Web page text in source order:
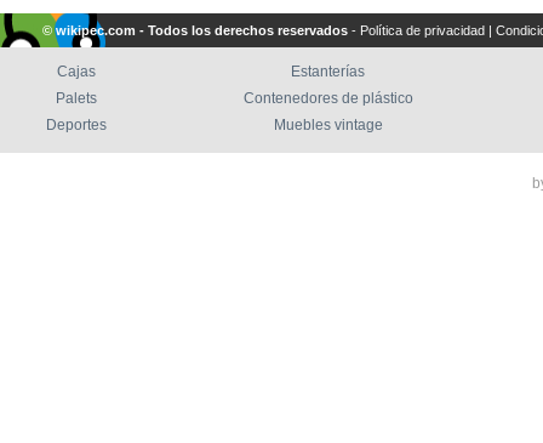
© wikipec.com - Todos los derechos reservados - Política de privacidad |
Cajas
Estanterías
Palets
Contenedores de plástico
Deportes
Muebles vintage